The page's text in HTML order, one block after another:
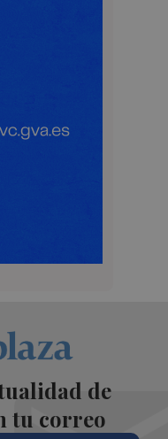
de
tu correo